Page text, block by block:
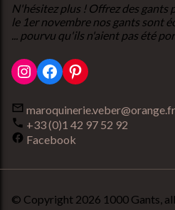
N'hésitez plus ! Offrez des gants
le 1er novembre nos gants sont
... pourvu qu'ils n'aient pas été
Instagram
Facebook
Pinterest
maroquinerie.veber@orange.fr
+33 (0)1 42 97 52 92
Facebook
© Copyright 2026 1000 Gants,